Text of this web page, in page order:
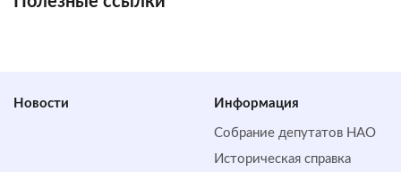
Новости Информация
Собрание депутатов НАО
Историческая справка